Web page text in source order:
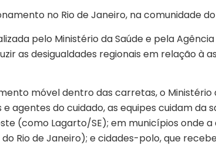
no Rio de Janeiro, na comunidade
pelo Ministério da Saúde e pela
as desigualdades regionais em relação à
móvel dentro das carretas, o
agentes do cuidado, as equipes cuidam
(como Lagarto/SE); em municípios onde
Rio de Janeiro); e cidades-polo, que